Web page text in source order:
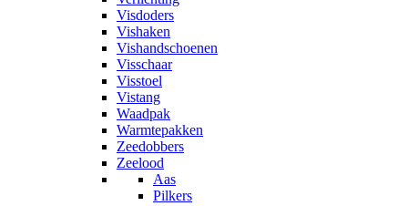
Visdoders
Vishaken
Vishandschoenen
Visschaar
Visstoel
Vistang
Waadpak
Warmtepakken
Zeedobbers
Zeelood
Aas
Pilkers